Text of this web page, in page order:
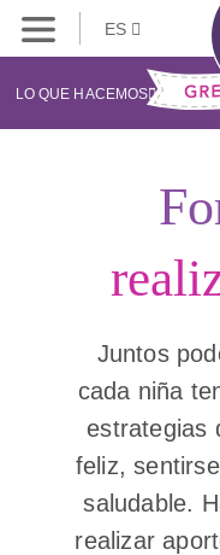
ES
LO QUE HACEMOS
Juntos
cada niña
estrategias
feliz,
saludable.
realizar